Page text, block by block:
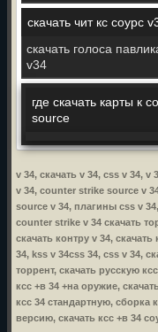
скачать чит кс соурс
скачать голоса
v34
где скачать карты к
source
v 34, скачать v 34, css v 34,
v 34, counter strike source v
source v 34, плагины css v
counter strike v 34 скачать
скачать контру v 34,
34, kss v 34css 34, css v 34,
торрент, скачать русскую
ксс +в 34 +на оружие,
ксс 34 стандартную, сборка
версию, скачать ксс +в 34